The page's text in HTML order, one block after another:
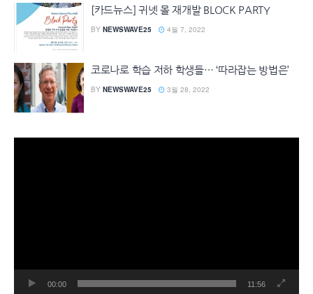
[카드뉴스] 귀넷 몰 재개발 BLOCK PARTY
BY NEWSWAVE25 4월 7, 2022
코로나로 학습 저하 학생들… ‘따라잡는 방법은’
BY NEWSWAVE25 3월 28, 2022
00:00 11:56